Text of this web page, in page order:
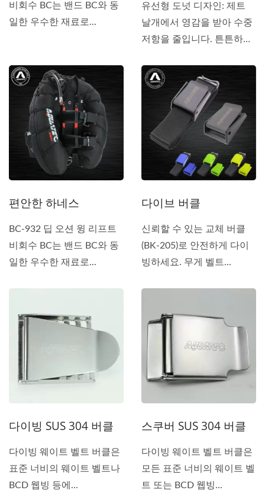
비회수 BC는 밴드 BC와 동
일한 우수한 재료로...
유선형 도넛 디자인: 제트
날개에서 영감을 받아 수중
저항을 줄입니다. 튼튼하
편안한 하네스
BC-932 딥 오션 윙 리프트
비회수 BC는 밴드 BC와 동
일한 우수한 재료로...
다이브 버클
신뢰할 수 있는 교체 버클
(BK-205)로 안전하게 다이
빙하세요. 무게 벨트...
다이빙 SUS 304 버클
다이빙 웨이트 벨트 버클은
표준 너비의 웨이트 벨트나
BCD 웹빙 등에...
스쿠버 SUS 304 버클
다이빙 웨이트 벨트 버클은
모든 표준 너비의 웨이트 벨
트 또는 BCD 웹빙...